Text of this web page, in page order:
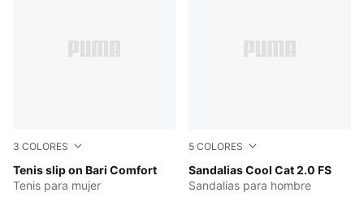
3 COLORES
Tenis slip on Bari Comfort
New Navy-New Navy
Tenis para mujer
5 COLORES
Sandalias Cool Cat 2.0 FS
Puma Black-Puma White
Sandalias para hombre